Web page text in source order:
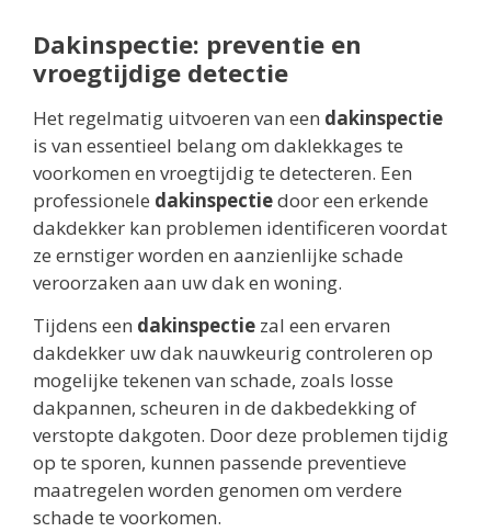
Dakinspectie: preventie en
vroegtijdige detectie
Het regelmatig uitvoeren van een dakinspectie
is van essentieel belang om daklekkages te
voorkomen en vroegtijdig te detecteren. Een
professionele dakinspectiedoor een erkende
dakdekker kan problemen identificeren voordat
ze ernstiger worden en aanzienlijke schade
veroorzaken aan uw dak en woning.
Tijdens een dakinspectie zal een ervaren
dakdekker uw dak nauwkeurig controleren op
mogelijke tekenen van schade, zoals losse
dakpannen, scheuren in de dakbedekking of
verstopte dakgoten. Door deze problemen tijdig
op te sporen, kunnen passende preventieve
maatregelen worden genomen om verdere
schade te voorkomen.